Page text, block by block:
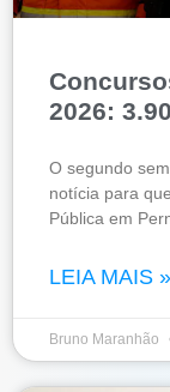
2026:
O segundo
notícia para
Pública em
LEIA MAIS »
Bruno Maranhão